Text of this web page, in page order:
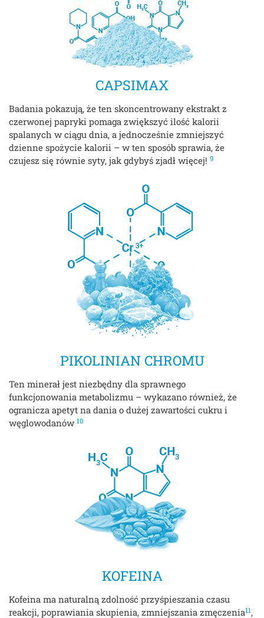
CAPSIMAX
Badania pokazują, że ten skoncentrowany ekstrakt z
czerwonej papryki pomaga zwiększyć ilość kalorii
spalanych w ciągu dnia, a jednocześnie zmniejszyć
dzienne spożycie kalorii – w ten sposób sprawia, że
czujesz się równie syty, jak gdybyś zjadł więcej! 9
PIKOLINIAN CHROMU
Ten minerał jest niezbędny dla sprawnego
funkcjonowania metabolizmu – wykazano również, że
ogranicza apetyt na dania o dużej zawartości cukru i
węglowodanów 10
KOFEINA
Kofeina ma naturalną zdolność przyśpieszania czasu
reakcji, poprawiania skupienia, zmniejszania zmęczenia11,